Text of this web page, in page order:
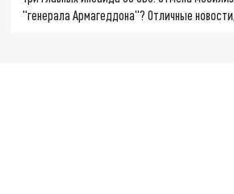
"генерала Армагеддона"? Отличные